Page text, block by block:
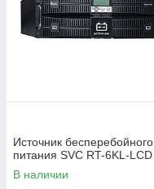
Источник бесперебойного
питания SVC RT-6KL-LCD
В наличии